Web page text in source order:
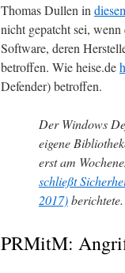
Thomas Dullen in
nicht gepatcht sei,
Software, deren
betroffen. Wie heise.de
Defender) betroffen.
Der Windows
eigene
erst am
schließt
2017)berichtete.
PRMitM: